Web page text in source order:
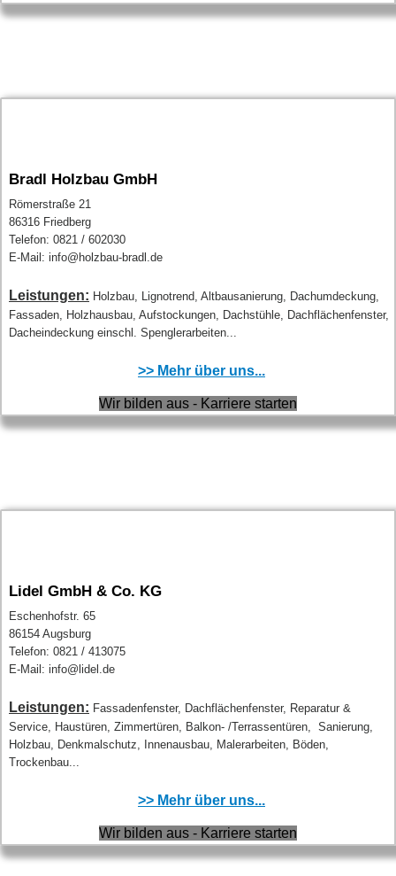
Bradl Holzbau GmbH
Römerstraße 21
86316 Friedberg
Telefon: 0821 / 602030
E-Mail: info@holzbau-bradl.de
Leistungen: Holzbau, Lignotrend, Altbausanierung, Dachumdeckung,
Fassaden, Holzhausbau, Aufstockungen, Dachstühle, Dachflächenfenster,
Dacheindeckung einschl. Spenglerarbeiten...
>> Mehr über uns...
Wir bilden aus - Karriere starten
Lidel GmbH & Co. KG
Eschenhofstr. 65
86154 Augsburg
Telefon: 0821 / 413075
E-Mail: info@lidel.de
Leistungen: Fassadenfenster, Dachflächenfenster, Reparatur &
Service, Haustüren, Zimmertüren, Balkon- /Terrassentüren, Sanierung,
Holzbau, Denkmalschutz, Innenausbau, Malerarbeiten, Böden,
Trockenbau...
>> Mehr über uns...
Wir bilden aus - Karriere starten